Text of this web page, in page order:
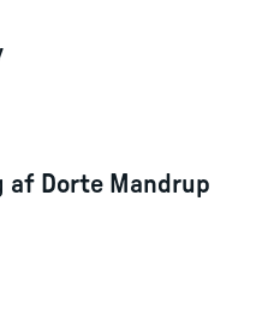
af Dorte Mandrup